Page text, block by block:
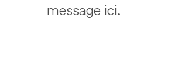
message ici.